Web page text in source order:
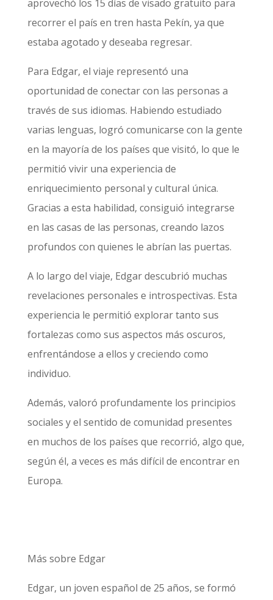
aprovechó los 15 días de visado gratuito para
recorrer el país en tren hasta Pekín, ya que
estaba agotado y deseaba regresar.
Para Edgar, el viaje representó una
oportunidad de conectar con las personas a
través de sus idiomas. Habiendo estudiado
varias lenguas, logró comunicarse con la gente
en la mayoría de los países que visitó, lo que le
permitió vivir una experiencia de
enriquecimiento personal y cultural única.
Gracias a esta habilidad, consiguió integrarse
en las casas de las personas, creando lazos
profundos con quienes le abrían las puertas.
A lo largo del viaje, Edgar descubrió muchas
revelaciones personales e introspectivas. Esta
experiencia le permitió explorar tanto sus
fortalezas como sus aspectos más oscuros,
enfrentándose a ellos y creciendo como
individuo.
Además, valoró profundamente los principios
sociales y el sentido de comunidad presentes
en muchos de los países que recorrió, algo que,
según él, a veces es más difícil de encontrar en
Europa.
Más sobre Edgar
Edgar, un joven español de 25 años, se formó